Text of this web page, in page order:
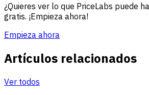
¿Quieres ver lo que PriceLabs puede
gratis. ¡Empieza ahora!
Empieza ahora
Artículos relacionados
Ver todos